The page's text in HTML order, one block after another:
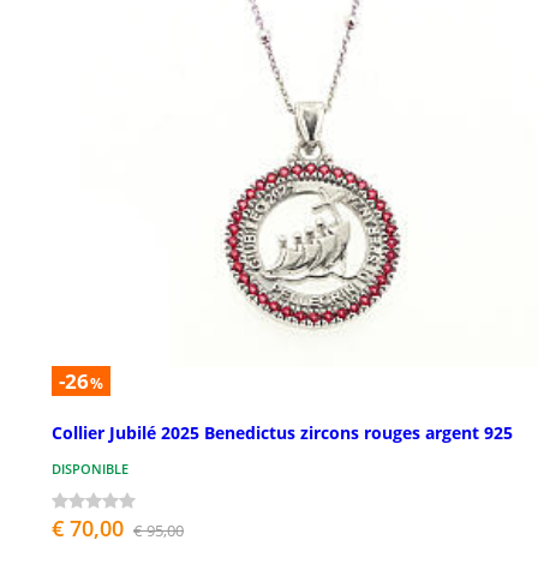
-26%
Collier Jubilé 2025 Benedictus zircons rouges argent 925
DISPONIBLE
€ 70,00 € 95,00